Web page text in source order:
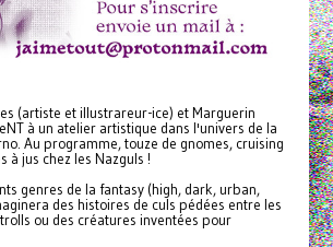
(artiste et illustrareur-ice) et Marguerin
à un atelier artistique dans l'univers de la
Au programme, touze de gnomes, cruising
à jus chez les Nazguls !
genres de la fantasy (high, dark, urban,
des histoires de culs pédées entre les
ou des créatures inventées pour